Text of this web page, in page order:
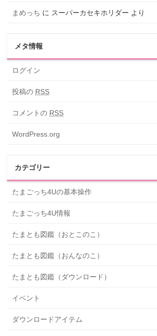
まめっち に スーパーカセキホリダー より
メタ情報
ログイン
投稿の RSS
コメントの RSS
WordPress.org
カテゴリー
たまごっち4Uの基本操作
たまごっち4U情報
たまとも図鑑（おとこのこ）
たまとも図鑑（おんなのこ）
たまとも図鑑（ダウンロード）
イベント
ダウンロードアイテム